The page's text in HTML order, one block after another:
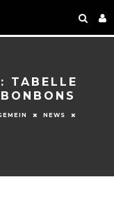
TABELLE
NEWS